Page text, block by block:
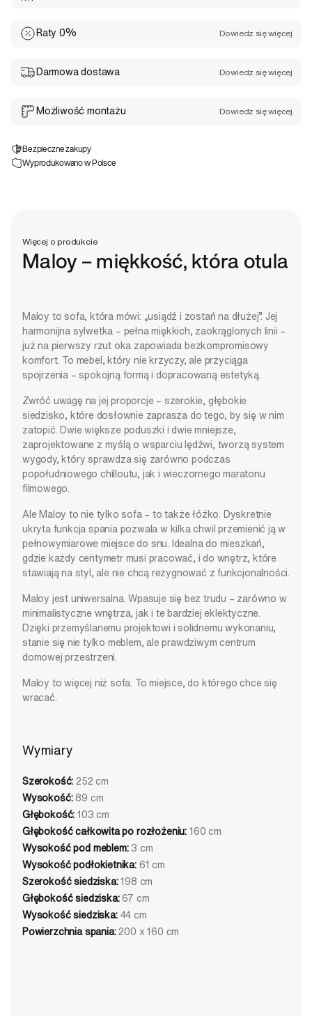
Raty 0% Dowiedz się więcej
Darmowa dostawa Dowiedz się więcej
Możliwość montażu Dowiedz się więcej
Bezpieczne zakupy
Wyprodukowano w Polsce
Więcej o produkcie
Maloy – miękkość, która otula
Maloy to sofa, która mówi: „usiądź i zostań na dłużej”. Jej
harmonijna sylwetka – pełna miękkich, zaokrąglonych linii –
już na pierwszy rzut oka zapowiada bezkompromisowy
komfort. To mebel, który nie krzyczy, ale przyciąga
spojrzenia – spokojną formą i dopracowaną estetyką.
Zwróć uwagę na jej proporcje – szerokie, głębokie
siedzisko, które dosłownie zaprasza do tego, by się w nim
zatopić. Dwie większe poduszki i dwie mniejsze,
zaprojektowane z myślą o wsparciu lędźwi, tworzą system
wygody, który sprawdza się zarówno podczas
popołudniowego chilloutu, jak i wieczornego maratonu
filmowego.
Ale Maloy to nie tylko sofa – to także łóżko. Dyskretnie
ukryta funkcja spania pozwala w kilka chwil przemienić ją w
pełnowymiarowe miejsce do snu. Idealna do mieszkań,
gdzie każdy centymetr musi pracować, i do wnętrz, które
stawiają na styl, ale nie chcą rezygnować z funkcjonalności.
Maloy jest uniwersalna. Wpasuje się bez trudu – zarówno w
minimalistyczne wnętrza, jak i te bardziej eklektyczne.
Dzięki przemyślanemu projektowi i solidnemu wykonaniu,
stanie się nie tylko meblem, ale prawdziwym centrum
domowej przestrzeni.
Maloy to więcej niż sofa. To miejsce, do którego chce się
wracać.
Wymiary
Szerokość: 252 cm
Wysokość:89 cm
Głębokość:103 cm
Głębokość całkowita po rozłożeniu: 160 cm
Wysokość pod meblem: 3 cm
Wysokość podłokietnika: 61 cm
Szerokość siedziska:198 cm
Głębokość siedziska:67 cm
Wysokość siedziska: 44 cm
Powierzchnia spania: 200 x 160 cm